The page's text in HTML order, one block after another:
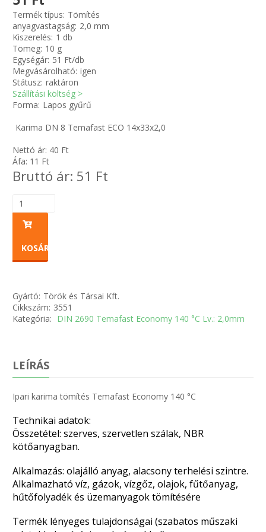
Zsinór Körszelvényű tömítőzsinórok
SIMÍTÓZÁRAS TASAK
TÖMLŐBILINCS
Termék típus: Tömítés
anyagvastagság: 2,0 mm
Kiszerelés: 1 db
Tömeg: 10 g
Egységár: 51 Ft/db
Megvásárolható: igen
Státusz: raktáron
Szállítási költség >
Forma: Lapos gyűrű
Karima DN 8 Temafast ECO 14x33x2,0
Nettó ár: 40 Ft
Áfa: 11 Ft
Bruttó ár: 51 Ft
KOSÁRBA
Gyártó: Török és Társai Kft.
Cikkszám: 3551
Kategória: DIN 2690 Temafast Economy 140 °C Lv.: 2,0mm
LEÍRÁS
Ipari karima tömítés Temafast Economy 140 °C
Technikai adatok:
Összetétel: szerves, szervetlen szálak, NBR
kötőanyagban.
Alkalmazás: olajálló anyag, alacsony terhelési szintre.
Alkalmazható víz, gázok, vízgőz, olajok, fűtőanyag,
hűtőfolyadék és üzemanyagok tömítésére
Termék lényeges tulajdonságai (szabatos műszaki